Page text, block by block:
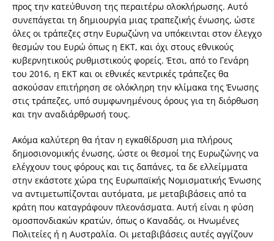
προς την κατεύθυνση της περαιτέρω ολοκλήρωσης. Αυτό
συνεπάγεται τη δημιουργία μιας τραπεζικής ένωσης, ώστε
όλες οι τράπεζες στην Ευρωζώνη να υπόκεινται στον έλεγχο
θεσμών του Ευρώ όπως η ΕΚΤ, και όχι στους εθνικούς
κυβερνητικούς ρυθμιστικούς φορείς. Έτσι, από το Γενάρη
του 2016, η ΕΚΤ και οι εθνικές κεντρικές τράπεζες θα
ασκούσαν επιτήρηση σε ολόκληρη την κλίμακα της Ένωσης
στις τράπεζες, υπό συμφωνημένους όρους για τη διόρθωση
και την αναδιάρθρωσή τους.
Ακόμα καλύτερη θα ήταν η εγκαθίδρυση μια πλήρους
δημοσιονομικής ένωσης, ώστε οι θεσμοί της Ευρωζώνης να
ελέγχουν τους φόρους και τις δαπάνες, τα δε ελλείμματα
στην εκάστοτε χώρα της Ευρωπαϊκής Νομισματικής Ένωσης
να αντιμετωπίζονται αυτόματα, με μεταβιβάσεις από τα
κράτη που καταγράφουν πλεονάσματα. Αυτή είναι η φύση
ομοσπονδιακών κρατών, όπως ο Καναδάς, οι Ηνωμένες
Πολιτείες ή η Αυστραλία. Οι μεταβιβάσεις αυτές αγγίζουν